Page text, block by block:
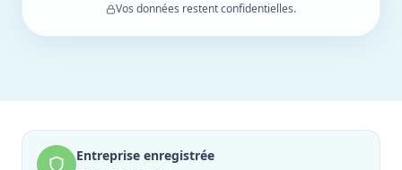
Vos données restent confidentielles.
Entreprise enregistrée